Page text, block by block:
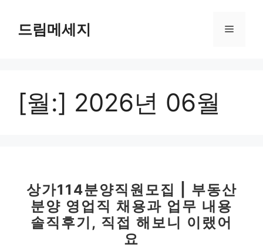
드림메세지 메
[월:] 2026년 06월
상가114분양직원모집 | 부동산
분양 영업직 채용과 업무 내용
솔직후기, 직접 해보니 이랬어
요